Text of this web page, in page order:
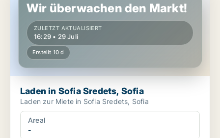
Wir überwachen den Markt!
ZULETZT AKTUALISIERT
16:29 • 29 Juli
Erstellt 10 d
Laden in Sofia Sredets, Sofia
Laden zur Miete in Sofia Sredets, Sofia
Areal
-